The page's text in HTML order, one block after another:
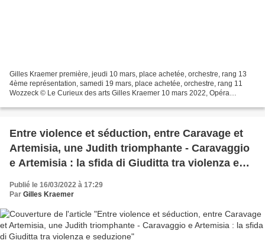
Gilles Kraemer première, jeudi 10 mars, place achetée, orchestre, rang 13
4ème représentation, samedi 19 mars, place achetée, orchestre, rang 11
Wozzeck © Le Curieux des arts Gilles Kraemer 10 mars 2022, Opéra
Entre violence et séduction, entre Caravage et
Artemisia, une Judith triomphante - Caravaggio
e Artemisia : la sfida di Giuditta tra violenza e
seduzione
Publié le 16/03/2022 à 17:29
Par Gilles Kraemer